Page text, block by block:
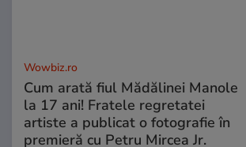
Wowbiz.ro
Cum arată fiul Mădălinei Manole
la 17 ani! Fratele regretatei
artiste a publicat o fotografie în
premieră cu Petru Mircea Jr.